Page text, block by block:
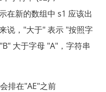
在新的数组中 s1 应该出
说，"大于" 表示 "按照字
大于字母 "A"，字符串
排在"AE"之前